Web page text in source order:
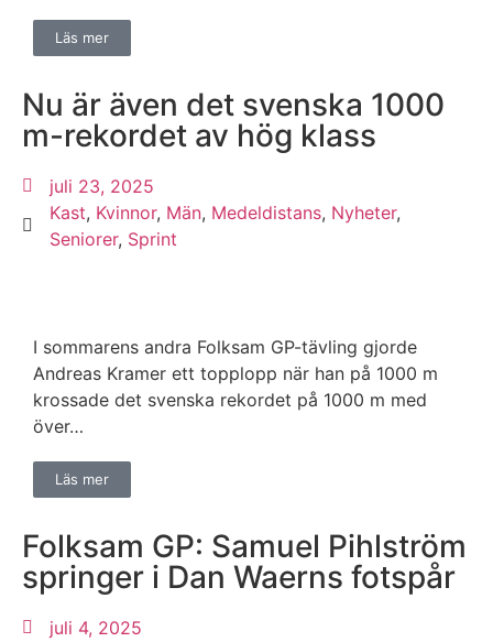
Läs mer
Nu är även det svenska 1000
m-rekordet av hög klass
juli 23, 2025
Kast, Kvinnor, Män, Medeldistans, Nyheter,
Seniorer, Sprint
I sommarens andra Folksam GP-tävling gjorde
Andreas Kramer ett topplopp när han på 1000 m
krossade det svenska rekordet på 1000 m med
över…
Läs mer
Folksam GP: Samuel Pihlström
springer i Dan Waerns fotspår
juli 4, 2025